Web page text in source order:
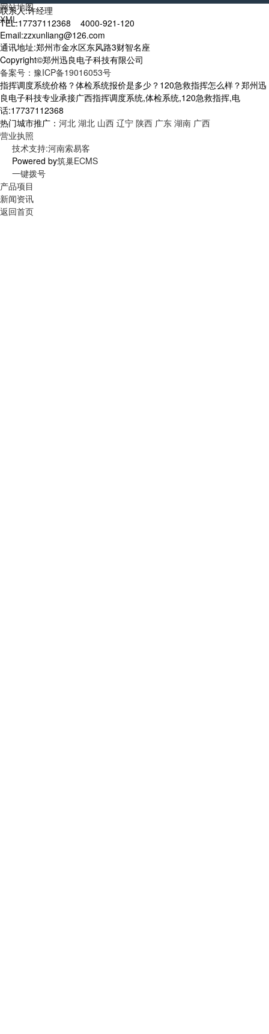
网站地图
XML
联系人:许经理
TEL:17737112368 4000-921-120
Email:zzxunliang@126.com
通讯地址:郑州市金水区东风路3财智名座
Copyright©郑州迅良电子科技有限公司
备案号：豫ICP备19016053号
指挥调度系统价格？体检系统报价是多少？120急救指挥怎么样？郑州迅
良电子科技专业承接广西指挥调度系统,体检系统,120急救指挥,电
话:17737112368
热门城市推广： 河北 湖北 山西 辽宁 陕西 广东 湖南 广西
营业执照
技术支持:河南索易客
Powered by筑巢ECMS
一键拨号
产品项目
新闻资讯
返回首页